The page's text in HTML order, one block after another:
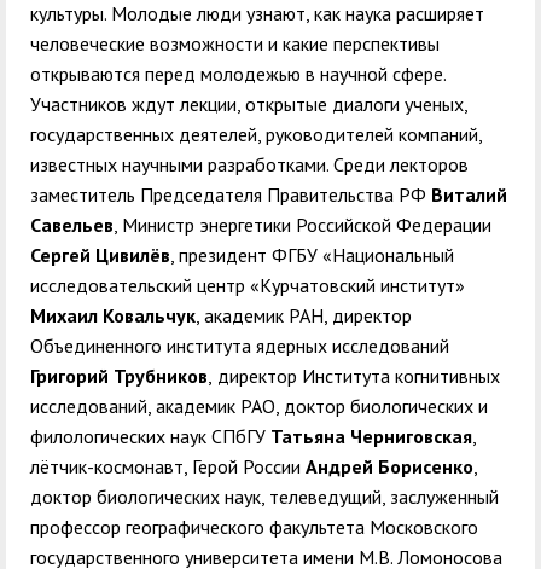
культуры. Молодые люди узнают, как наука расширяет
человеческие возможности и какие перспективы
открываются перед молодежью в научной сфере.
Участников ждут лекции, открытые диалоги ученых,
государственных деятелей, руководителей компаний,
известных научными разработками. Среди лекторов
заместитель Председателя Правительства РФ Виталий
Савельев, Министр энергетики Российской Федерации
Сергей Цивилёв, президент ФГБУ «Национальный
исследовательский центр «Курчатовский институт»
Михаил Ковальчук, академик РАН, директор
Объединенного института ядерных исследований
Григорий Трубников, директор Института когнитивных
исследований, академик РАО, доктор биологических и
филологических наук СПбГУ Татьяна Черниговская,
лётчик-космонавт, Герой России Андрей Борисенко,
доктор биологических наук, телеведущий, заслуженный
профессор географического факультета Московского
государственного университета имени М.В. Ломоносова